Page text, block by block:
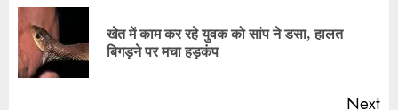
खेत में काम कर रहे युवक को सांप ने डसा, हालत
बिगड़ने पर मचा हड़कंप
Next